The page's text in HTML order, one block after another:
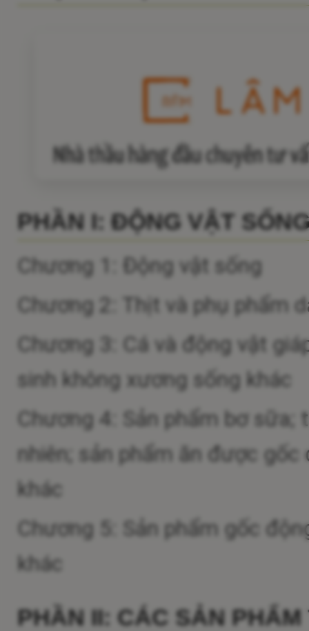
PHẦN I: ĐỘNG VẬT
Chương 1: Động vật sống
Chương 2: Thịt và phụ phẩm
Chương 3: Cá và động vật
sinh không xương sống khác
Chương 4: Sản phẩm bơ
nhiên; sản phẩm ăn được
khác
Chương 5: Sản phẩm gốc
khác
PHẦN II: CÁC SẢN